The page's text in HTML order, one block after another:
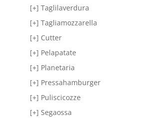
[+] Taglilaverdura
[+] Tagliamozzarella
[+] Cutter
[+] Pelapatate
[+] Planetaria
[+] Pressahamburger
[+] Puliscicozze
[+] Segaossa